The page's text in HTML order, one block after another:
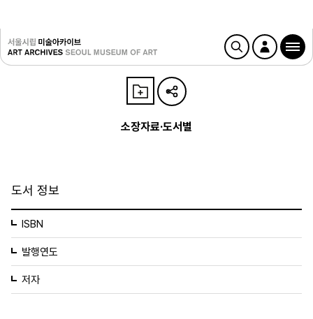
소장자료·도서별
도서 정보
ISBN
발행연도
저자